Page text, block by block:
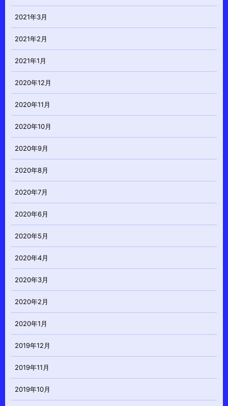
2021年3月
2021年2月
2021年1月
2020年12月
2020年11月
2020年10月
2020年9月
2020年8月
2020年7月
2020年6月
2020年5月
2020年4月
2020年3月
2020年2月
2020年1月
2019年12月
2019年11月
2019年10月